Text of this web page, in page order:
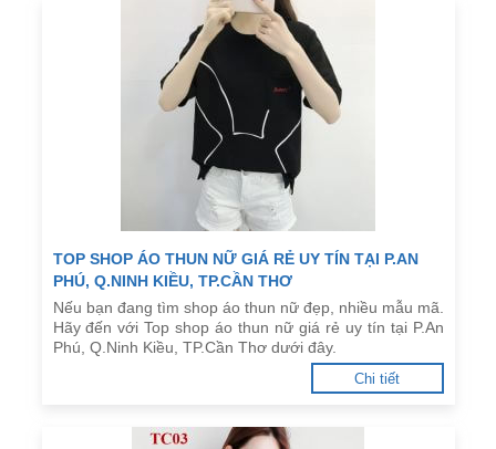
TOP SHOP ÁO THUN NỮ GIÁ RẺ UY TÍN TẠI P.AN
PHÚ, Q.NINH KIỀU, TP.CẦN THƠ
Nếu bạn đang tìm shop áo thun nữ đẹp, nhiều mẫu mã.
Hãy đến với Top shop áo thun nữ giá rẻ uy tín tại P.An
Phú, Q.Ninh Kiều, TP.Cần Thơ dưới đây.
Chi tiết